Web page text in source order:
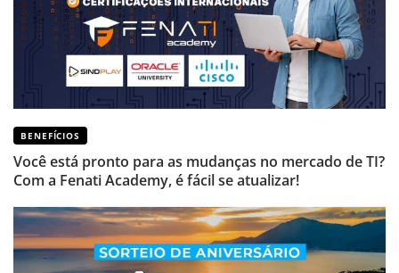
BENEFÍCIOS
Você está pronto para as mudanças no mercado de TI?
Com a Fenati Academy, é fácil se atualizar!